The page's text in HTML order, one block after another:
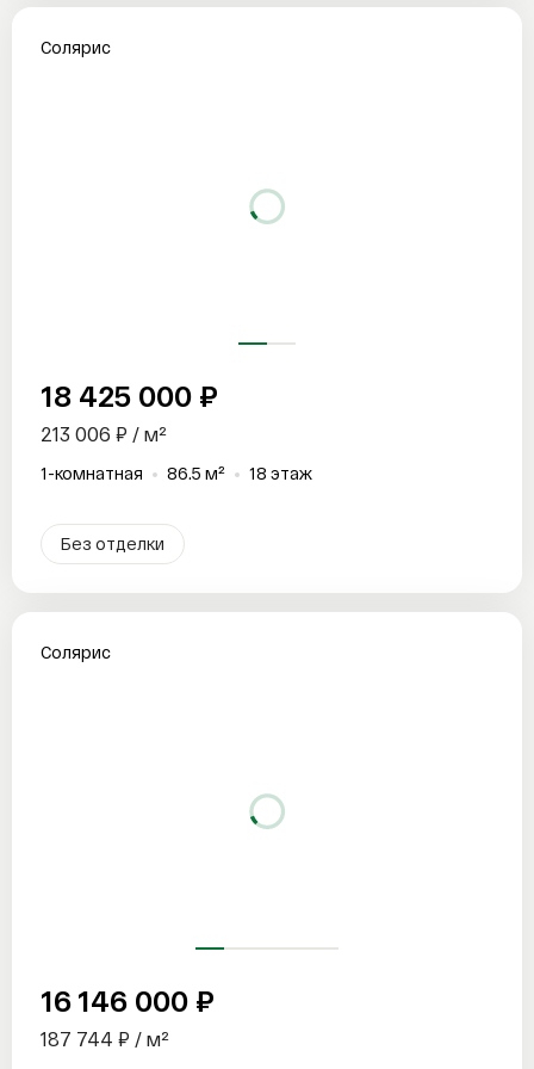
Солярис
18 425 000 ₽
213 006 ₽ / м²
1-комнатная 86.5 м² 18 этаж
Без отделки
Солярис
16 146 000 ₽
187 744 ₽ / м²